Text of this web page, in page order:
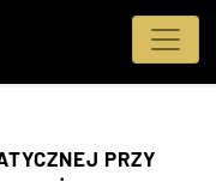
PRZY